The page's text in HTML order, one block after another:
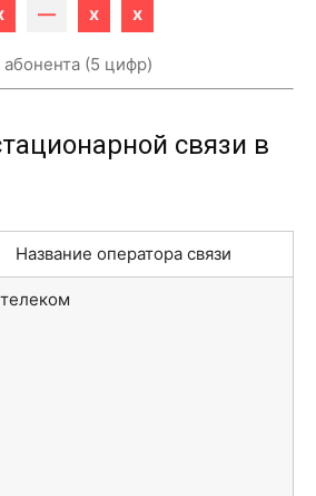
— x x
(5 цифр)
связи в
Название оператора связи